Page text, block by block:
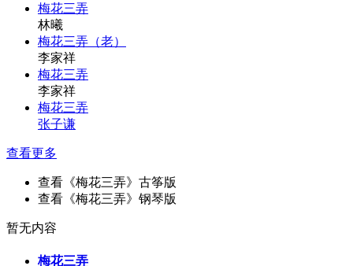
梅花三弄
林曦
梅花三弄（老）
李家祥
梅花三弄
李家祥
梅花三弄
张子谦
查看更多
查看《梅花三弄》古筝版
查看《梅花三弄》钢琴版
暂无内容
梅花三弄